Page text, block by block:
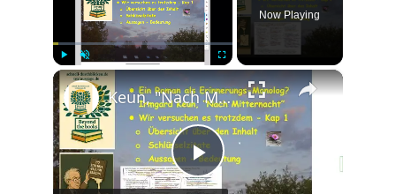
Play Unmute
Now Playing
×
P
Keun, "Nach Mitternacht" - Kap 1 - Schneller Überblick Inhalt, Schlüsselzitate, Aussagen, Anregungen